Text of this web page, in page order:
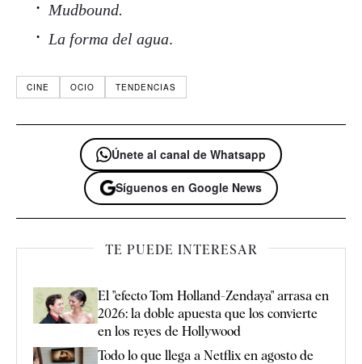
Mudbound.
La forma del agua.
CINE OCIO TENDENCIAS
Únete al canal de Whatsapp
Síguenos en Google News
TE PUEDE INTERESAR
El "efecto Tom Holland-Zendaya" arrasa en
2026: la doble apuesta que los convierte
en los reyes de Hollywood
Todo lo que llega a Netflix en agosto de